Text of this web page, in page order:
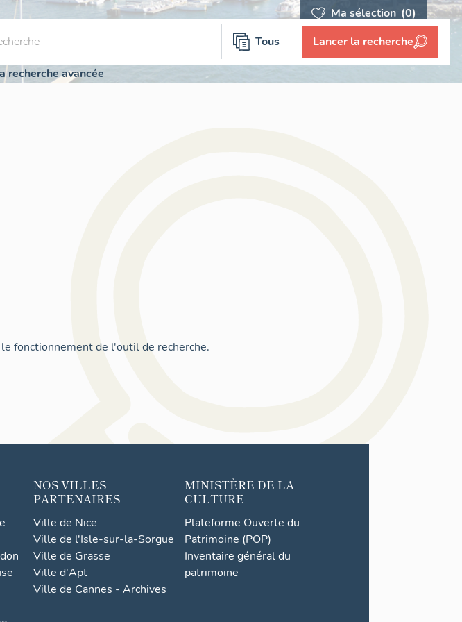
Ma sélection (0)
Tous Lancer la recherche
recherche avancée
fonctionnement de l'outil de recherche.
NOS VILLES
PARTENAIRES
Ville de Nice
Ville de l'Isle-sur-la-Sorgue
Ville de Grasse
Ville d'Apt
Ville de Cannes - Archives
MINISTÈRE DE LA
CULTURE
Plateforme Ouverte du
Patrimoine (POP)
Inventaire général du
patrimoine